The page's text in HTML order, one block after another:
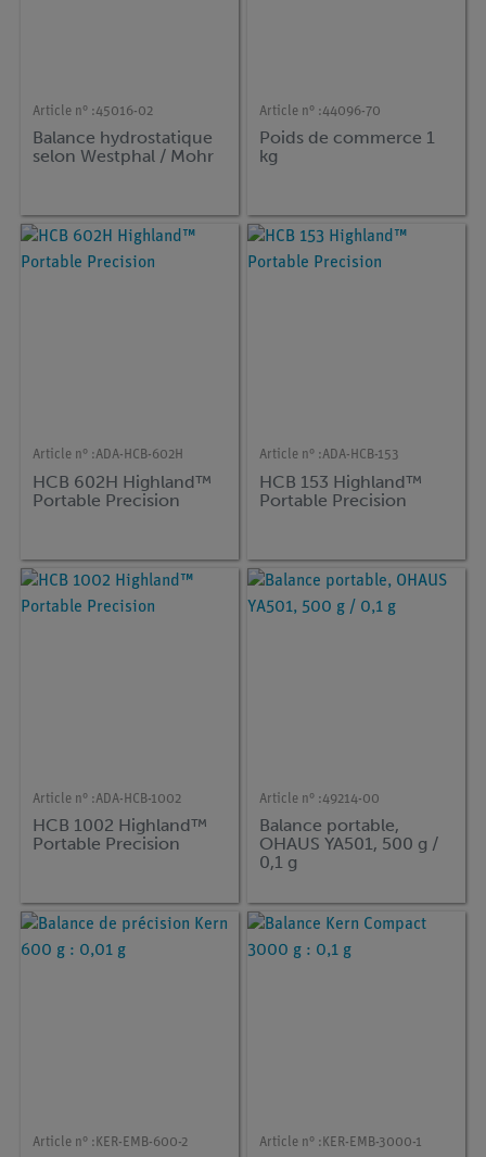
Article n° :45016-02
Balance hydrostatique
selon Westphal / Mohr
Article n° :44096-70
Poids de commerce 1
kg
Article n° :ADA-HCB-602H
HCB 602H Highland™
Portable Precision
Article n° :ADA-HCB-153
HCB 153 Highland™
Portable Precision
Article n° :ADA-HCB-1002
HCB 1002 Highland™
Portable Precision
Article n° :49214-00
Balance portable,
OHAUS YA501, 500 g /
0,1 g
Article n° : KER-EMB-600-2 Article n° : KER-EMB-3000-1